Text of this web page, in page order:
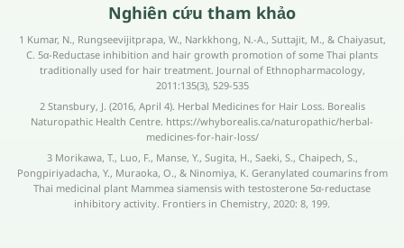
Nghiên cứu tham khảo
1 Kumar, N., Rungseevijitprapa, W., Narkkhong, N.-A., Suttajit, M., & Chaiyasut,
C. 5α-Reductase inhibition and hair growth promotion of some Thai plants
traditionally used for hair treatment. Journal of Ethnopharmacology,
2011:135(3), 529-535
2 Stansbury, J. (2016, April 4). Herbal Medicines for Hair Loss. Borealis
Naturopathic Health Centre. https://whyborealis.ca/naturopathic/herbal-
medicines-for-hair-loss/
3 Morikawa, T., Luo, F., Manse, Y., Sugita, H., Saeki, S., Chaipech, S.,
Pongpiriyadacha, Y., Muraoka, O., & Ninomiya, K. Geranylated coumarins from
Thai medicinal plant Mammea siamensis with testosterone 5α-reductase
inhibitory activity. Frontiers in Chemistry, 2020: 8, 199.